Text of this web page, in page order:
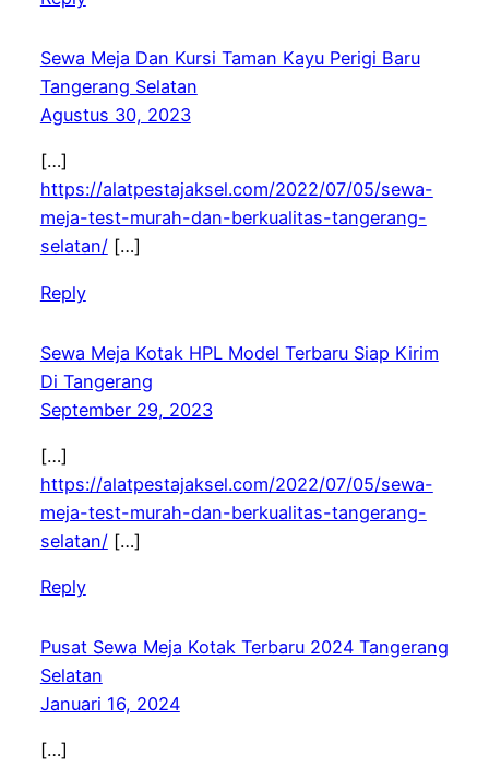
Sewa Meja Dan Kursi Taman Kayu Perigi Baru
Tangerang Selatan
Agustus 30, 2023
[…]
https://alatpestajaksel.com/2022/07/05/sewa-
meja-test-murah-dan-berkualitas-tangerang-
selatan/[…]
Reply
Sewa Meja Kotak HPL Model Terbaru Siap Kirim
Di Tangerang
September 29, 2023
[…]
https://alatpestajaksel.com/2022/07/05/sewa-
meja-test-murah-dan-berkualitas-tangerang-
selatan/[…]
Reply
Pusat Sewa Meja Kotak Terbaru 2024 Tangerang
Selatan
Januari 16, 2024
[…]